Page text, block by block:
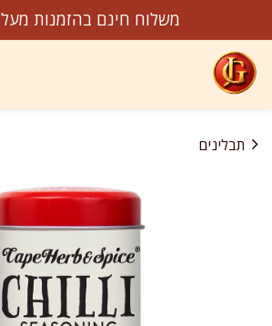
משלוח חינם בהזמנות מעל 299₪
תבלינים